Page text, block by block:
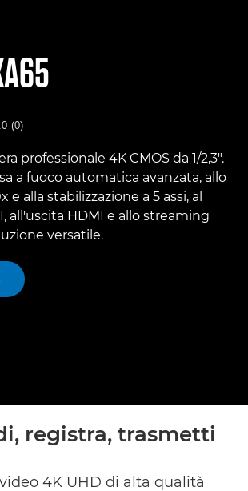
(0)
professionale 4K CMOS da 1/2,3".
a fuoco automatica avanzata, allo
alla stabilizzazione a 5 assi, al
all'uscita HDMI e allo streaming
versatile.
breadcrumbs
registra, trasmetti
4K UHD di alta qualità